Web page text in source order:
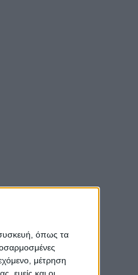
όπως τα
μέτρηση